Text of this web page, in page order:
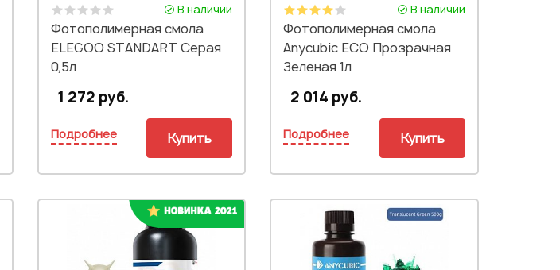
В наличии
Фотополимерная смола
ELEGOO STANDART Серая
0,5л
1 272 руб.
Подробнее Купить
В наличии
Фотополимерная смола
Anycubic ECO Прозрачная
Зеленая 1л
2 014 руб.
Подробнее Купить